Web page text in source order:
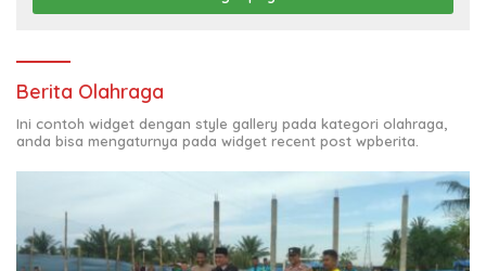
Berita Olahraga
Ini contoh widget dengan style gallery pada kategori olahraga,
anda bisa mengaturnya pada widget recent post wpberita.